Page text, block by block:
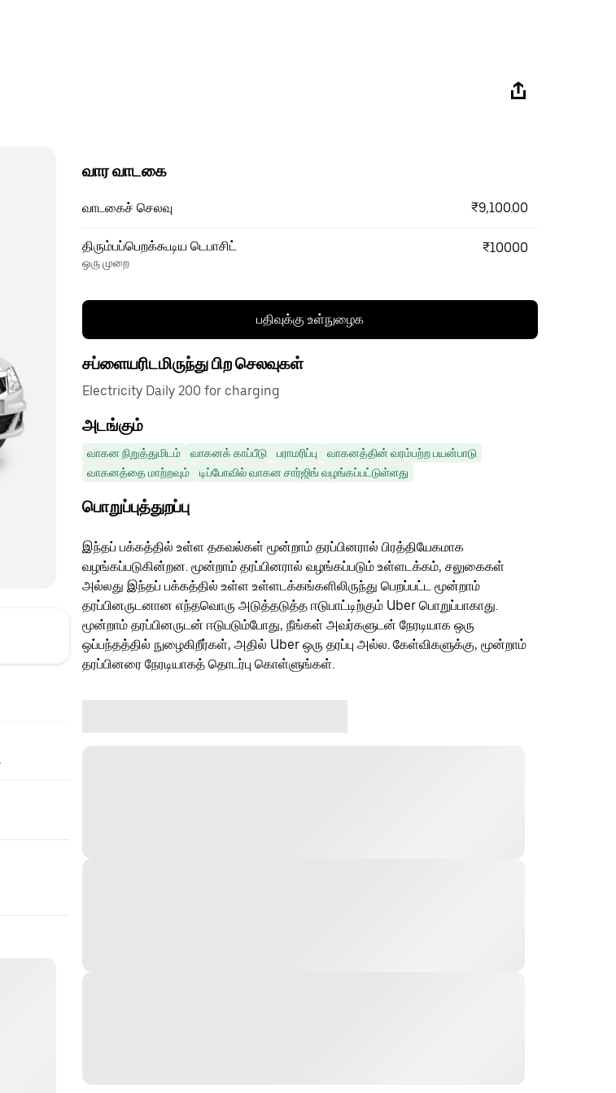
வார வாடகை
வாடகைச் செலவு ₹9,100.00
திரும்பப்பெறக்கூடிய டெபாசிட்
ஒரு முறை
₹10000
பதிவுக்கு உள்நுழைக
சப்ளையரிடமிருந்து பிற செலவுகள்
Electricity Daily 200 for charging
அடங்கும்
வாகன நிறுத்துமிடம் வாகனக் காப்பீடு பராமரிப்பு
வாகனத்தின் வரம்பற்ற பயன்பாடு
வாகனத்தை மாற்றவும்
டிப்போவில் வாகன சார்ஜிங் வழங்கப்பட்டுள்ளது
பொறுப்புத்துறப்பு
இந்தப் பக்கத்தில் உள்ள தகவல்கள் மூன்றாம் தரப்பினரால் பிரத்தியேகமாக
வழங்கப்படுகின்றன. மூன்றாம் தரப்பினரால் வழங்கப்படும் உள்ளடக்கம், சலுகைகள்
அல்லது இந்தப் பக்கத்தில் உள்ள உள்ளடக்கங்களிலிருந்து பெறப்பட்ட மூன்றாம்
தரப்பினருடனான எந்தவொரு அடுத்தடுத்த ஈடுபாட்டிற்கும் Uber பொறுப்பாகாது.
மூன்றாம் தரப்பினருடன் ஈடுபடும்போது, நீங்கள் அவர்களுடன் நேரடியாக ஒரு
ஒப்பந்தத்தில் நுழைகிறீர்கள், அதில் Uber ஒரு தரப்பு அல்ல. கேள்விகளுக்கு, மூன்றாம்
தரப்பினரை நேரடியாகத் தொடர்பு கொள்ளுங்கள்.